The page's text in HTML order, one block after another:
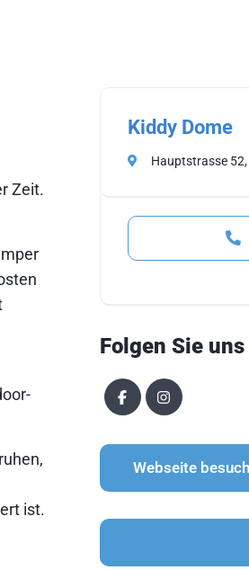
Zeit.
ist.
Kiddy Dome
Hauptstrasse
Folgen Sie uns
Webseite